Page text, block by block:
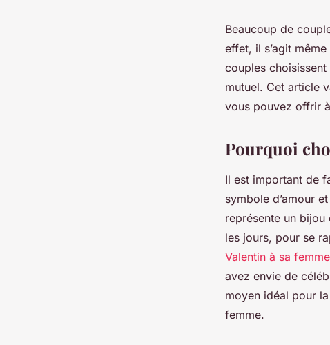
Beaucoup de
effet, il s’agit
couples
mutuel. Cet article
vous pouvez offrir
Pourquoi
Il est important de
symbole d’amour
représente un
les jours, pour se
Valentin à sa femme
avez envie de
moyen idéal pour
femme.